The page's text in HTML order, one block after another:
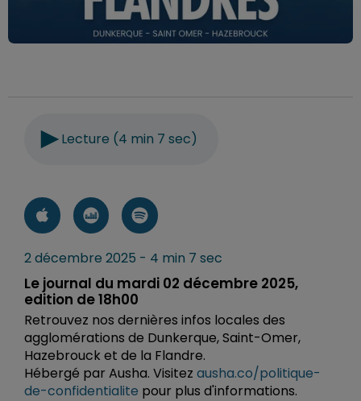
Lecture (4 min 7 sec)
2 décembre 2025 - 4 min 7 sec
Le journal du mardi 02 décembre 2025,
edition de 18h00
Retrouvez nos dernières infos locales des
agglomérations de Dunkerque, Saint-Omer,
Hazebrouck et de la Flandre.
Hébergé par Ausha. Visitez ausha.co/politique-
de-confidentialite pour plus d'informations.